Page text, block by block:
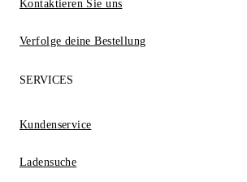
Kontaktieren Sie uns
Verfolge deine Bestellung
SERVICES
Kundenservice
Ladensuche